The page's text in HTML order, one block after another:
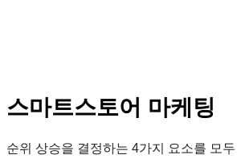
스마트스토어 마케팅
순위 상승을 결정하는 4가지 요소를 모